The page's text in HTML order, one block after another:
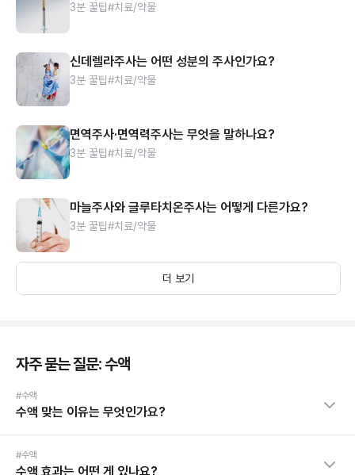
3분 꿀팁#치료/약물
신데렐라주사는 어떤 성분의 주사인가요?
3분 꿀팁#치료/약물
면역주사·면역력주사는 무엇을 말하나요?
3분 꿀팁#치료/약물
마늘주사와 글루타치온주사는 어떻게 다른가요?
3분 꿀팁#치료/약물
더 보기
자주 묻는 질문: 수액
#수액
수액 맞는 이유는 무엇인가요?
#수액
수액 효과는 어떤 게 있나요?